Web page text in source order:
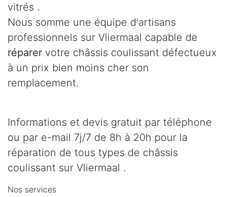
vitrés .
Nous somme une équipe d'artisans
professionnels sur Vliermaal capable de
réparer votre châssis coulissant défectueux
à un prix bien moins cher son
remplacement.
Informations et devis gratuit par téléphone
ou par e-mail 7j/7 de 8h à 20h pour la
réparation de tous types de châssis
coulissant sur Vliermaal .
Nos services